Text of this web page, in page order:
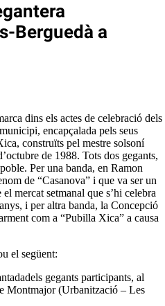
Berguedà a
dins els actes de celebració dels
encapçalada pels seus
construïts pel mestre solsoní
de 1988. Tots dos gegants,
Per una banda, en Ramon
de “Casanova” i que va ser un
mercat setmanal que s’hi celebra
i per altra banda, la Concepció
com a “Pubilla Xica” a causa
el següent:
gegants participants, al
Montmajor (Urbanització – Les